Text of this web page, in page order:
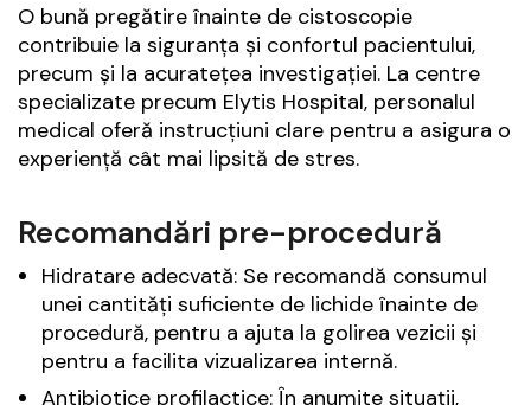
O bună pregătire înainte de cistoscopie
contribuie la siguranța și confortul pacientului,
precum și la acuratețea investigației. La centre
specializate precum Elytis Hospital, personalul
medical oferă instrucțiuni clare pentru a asigura o
experiență cât mai lipsită de stres.
Recomandări pre-procedură
Hidratare adecvată: Se recomandă consumul
unei cantități suficiente de lichide înainte de
procedură, pentru a ajuta la golirea vezicii și
pentru a facilita vizualizarea internă.
Antibiotice profilactice: În anumite situații,